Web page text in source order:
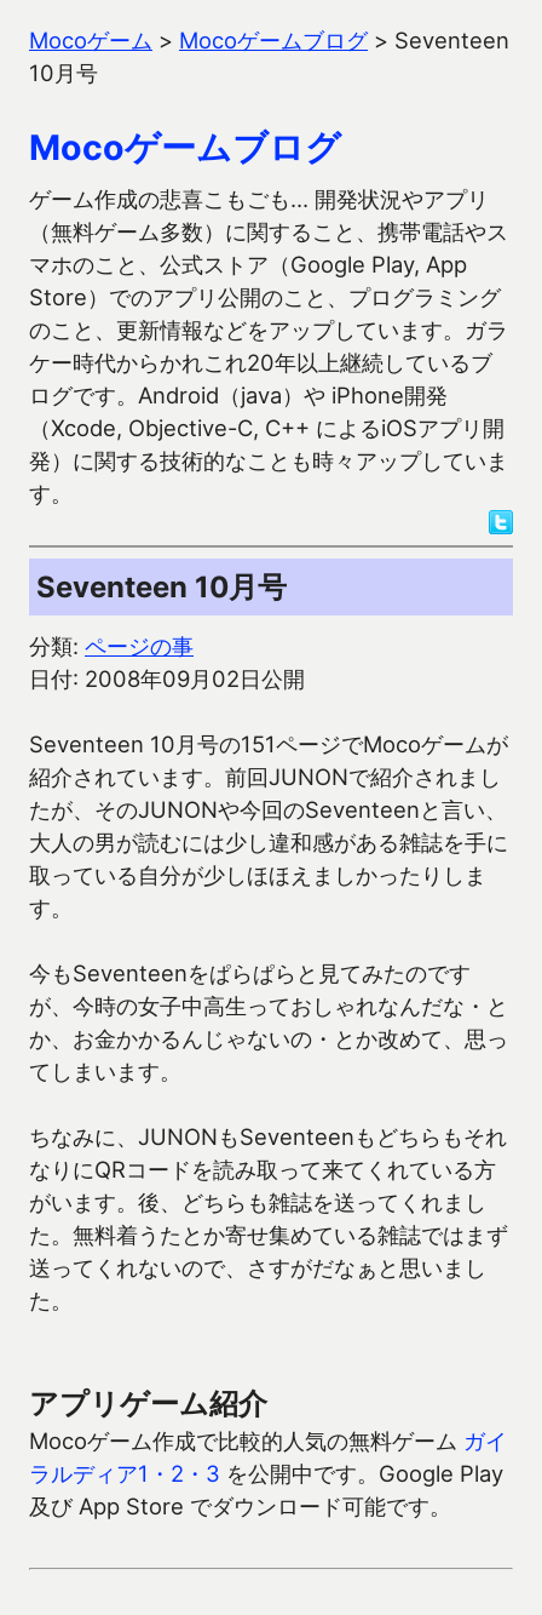
Mocoゲーム > Mocoゲームブログ> Seventeen
10月号
Mocoゲームブログ
ゲーム作成の悲喜こもごも… 開発状況やアプリ
（無料ゲーム多数）に関すること、携帯電話やス
マホのこと、公式ストア（Google Play, App
Store）でのアプリ公開のこと、プログラミング
のこと、更新情報などをアップしています。ガラ
ケー時代からかれこれ20年以上継続しているブ
ログです。Android（java）や iPhone開発
（Xcode, Objective-C, C++ によるiOSアプリ開
発）に関する技術的なことも時々アップしていま
す。
Seventeen 10月号
分類: ページの事
日付: 2008年09月02日公開
Seventeen 10月号の151ページでMocoゲームが
紹介されています。前回JUNONで紹介されまし
たが、そのJUNONや今回のSeventeenと言い、
大人の男が読むには少し違和感がある雑誌を手に
取っている自分が少しほほえましかったりしま
す。
今もSeventeenをぱらぱらと見てみたのです
が、今時の女子中高生っておしゃれなんだな・と
か、お金かかるんじゃないの・とか改めて、思っ
てしまいます。
ちなみに、JUNONもSeventeenもどちらもそれ
なりにQRコードを読み取って来てくれている方
がいます。後、どちらも雑誌を送ってくれまし
た。無料着うたとか寄せ集めている雑誌ではまず
送ってくれないので、さすがだなぁと思いまし
た。
アプリゲーム紹介
Mocoゲーム作成で比較的人気の無料ゲーム ガイ
ラルディア1・2・3 を公開中です。Google Play
及び App Store でダウンロード可能です。